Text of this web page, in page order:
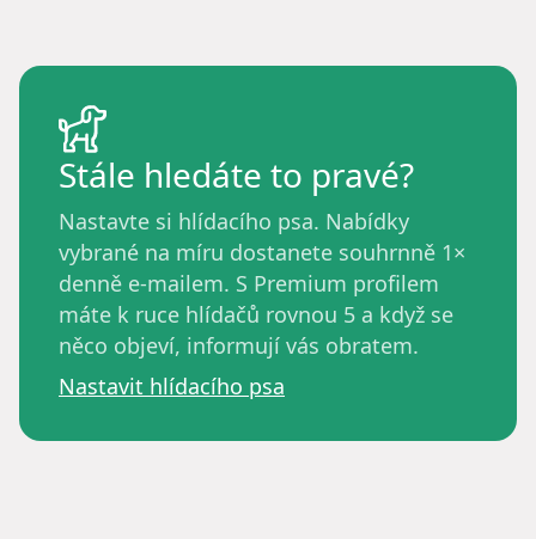
Stále hledáte to pravé?
Nastavte si hlídacího psa. Nabídky
vybrané na míru dostanete souhrnně 1×
denně e-mailem. S Premium profilem
máte k ruce hlídačů rovnou 5 a když se
něco objeví, informují vás obratem.
Nastavit hlídacího psa